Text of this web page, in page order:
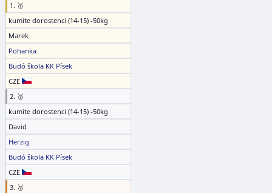
1. 🥇
kumite dorostenci (14-15) -50kg
Marek
Pohanka
Budó škola KK Písek
CZE
2. 🥈
kumite dorostenci (14-15) -50kg
David
Herzig
Budó škola KK Písek
CZE
3. 🥉